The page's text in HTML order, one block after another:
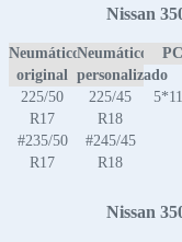
Nissan
Neumático
original
Neumático
personalizado
225/50
R17
#235/50
R17
225/45
R18
#245/45
R18
Nissan